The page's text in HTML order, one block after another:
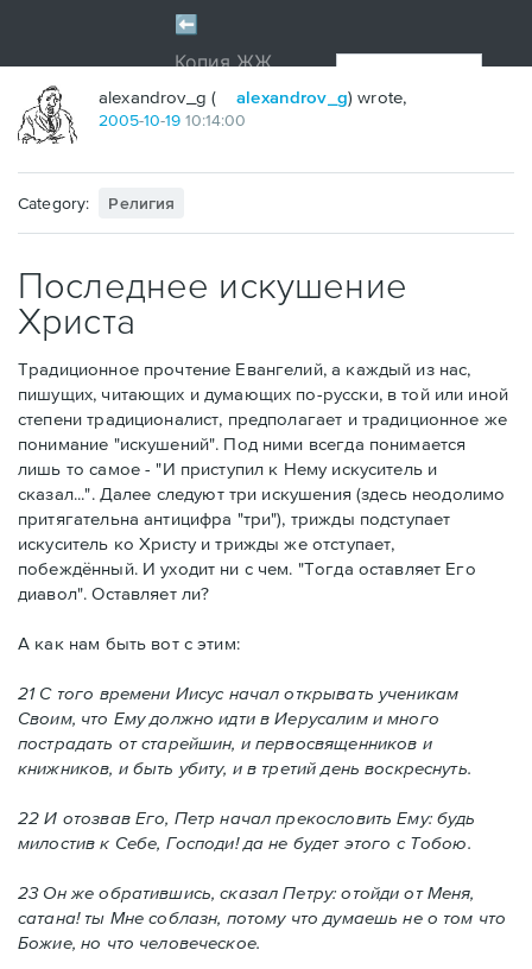
alexandrov_g ( alexandrov_g) wrote,
2005-10-19 10:14:00
Category: Религия
Последнее искушение
Христа
Традиционное прочтение Евангелий, а каждый из нас,
пишущих, читающих и думающих по-русски, в той или иной
степени традиционалист, предполагает и традиционное же
понимание "искушений". Под ними всегда понимается
лишь то самое - "И приступил к Нему искуситель и
сказал...". Далее следуют три искушения (здесь неодолимо
притягательна антицифра "три"), трижды подступает
искуситель ко Христу и трижды же отступает,
побеждённый. И уходит ни с чем. "Тогда оставляет Его
диавол". Оставляет ли?
А как нам быть вот с этим:
21 С того времени Иисус начал открывать ученикам
Своим, что Ему должно идти в Иерусалим и много
пострадать от старейшин, и первосвященников и
книжников, и быть убиту, и в третий день воскреснуть.
22 И отозвав Его, Петр начал прекословить Ему: будь
милостив к Себе, Господи! да не будет этого с Тобою.
23 Он же обратившись, сказал Петру: отойди от Меня,
сатана! ты Мне соблазн, потому что думаешь не о том что
Божие, но что человеческое.